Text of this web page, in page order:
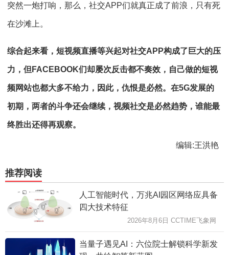
突然一炮打响，那么，社交APP们就真正成了前浪，只有死
在沙滩上。
综合起来看，短视频直播等兴起对社交APP构成了巨大的压
力，但FACEBOOK们却屡次反击都不奏效，自己做的短视
频网站也都大多不给力，因此，仇恨是必然。在5G发展的
初期，两者的斗争还会继续，视频社交是必然趋势，谁能最
终胜出还得再观察。
编辑:王洪艳
推荐阅读
人工智能时代，万兆AI园区网络应具备
四大技术特征
2026年8月6日 CCTIME飞象网
当量子遇见AI：六位院士解锁科学新发